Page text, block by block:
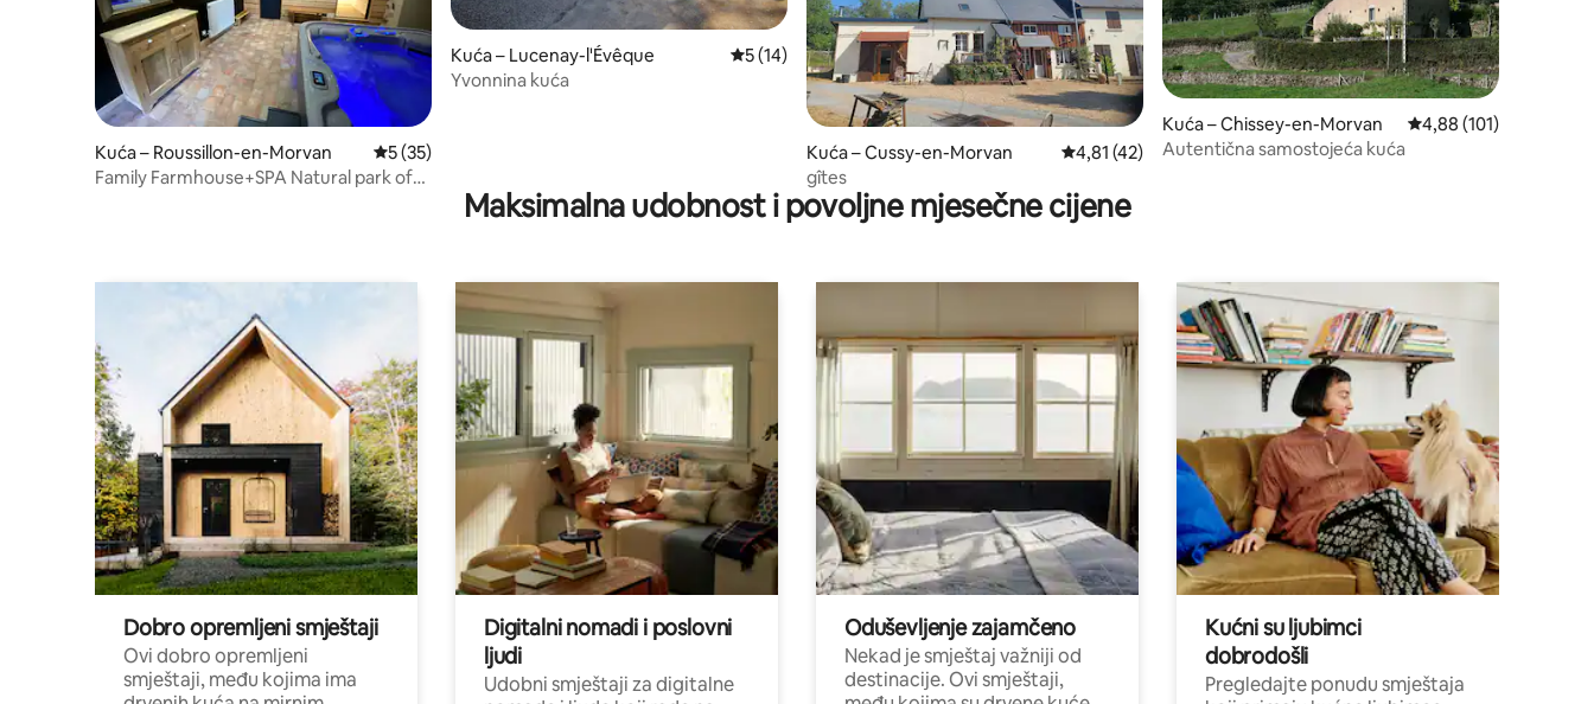
Kuća – Roussillon-en-Morvan Prosječna ocjena: 5/5, recenzija: 35
5 (35)
Family Farmhouse+SPA Natural park of
Kuća – Lucenay-l'Évêque Prosječna ocjena: 5/5, recenzija: 14
5 (14)
Yvonnina kuća
Kuća – Cussy-en-Morvan Prosječna ocjena: 4,81/5, recenzija: 42
4,81 (42)
gîtes
Kuća – Chissey-en-Morvan Prosječna ocjena:
4,88 (101)
Autentična samostojeća kuća
Maksimalna udobnost i povoljne mjesečne cijene
Dobro opremljeni smještaji
Ovi dobro opremljeni
smještaji, među kojima ima
Digitalni nomadi i poslovni
ljudi
Udobni smještaji za digitalne
Oduševljenje zajamčeno
Nekad je smještaj važniji od
destinacije. Ovi smještaji,
Kućni su ljubimci
dobrodošli
Pregledajte ponudu smještaja